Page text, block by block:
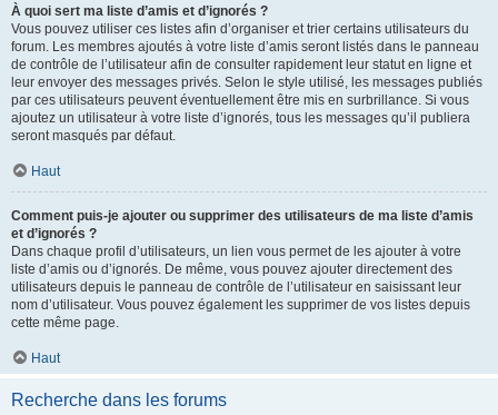
À quoi sert ma liste d’amis et d’ignorés ?
Vous pouvez utiliser ces listes afin d’organiser et trier certains utilisateurs du
forum. Les membres ajoutés à votre liste d’amis seront listés dans le panneau
de contrôle de l’utilisateur afin de consulter rapidement leur statut en ligne et
leur envoyer des messages privés. Selon le style utilisé, les messages publiés
par ces utilisateurs peuvent éventuellement être mis en surbrillance. Si vous
ajoutez un utilisateur à votre liste d’ignorés, tous les messages qu’il publiera
seront masqués par défaut.
Haut
Comment puis-je ajouter ou supprimer des utilisateurs de ma liste d’amis
et d’ignorés ?
Dans chaque profil d’utilisateurs, un lien vous permet de les ajouter à votre
liste d’amis ou d’ignorés. De même, vous pouvez ajouter directement des
utilisateurs depuis le panneau de contrôle de l’utilisateur en saisissant leur
nom d’utilisateur. Vous pouvez également les supprimer de vos listes depuis
cette même page.
Haut
Recherche dans les forums